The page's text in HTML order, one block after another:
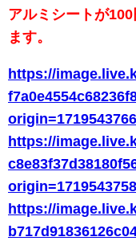
アルミシートが
ます。
https://
https://
https://